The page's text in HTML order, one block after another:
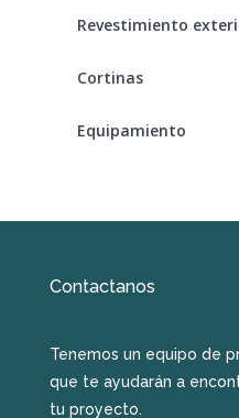
Revestimiento
Cortinas
Equipamiento
Contactanos
Tenemos un equipo de
que te ayudarán a
tu proyecto.